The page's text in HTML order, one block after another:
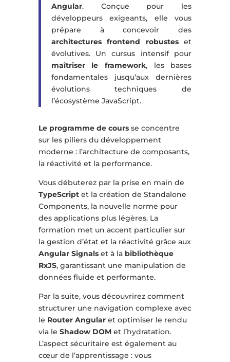
Angular. Conçue pour les
développeurs exigeants, elle vous
prépare à concevoir des
architectures frontend robusteset
évolutives. Un cursus intensif pour
maîtriser le framework, les bases
fondamentales jusqu’aux dernières
évolutions techniques de
l’écosystème JavaScript.
Le programme de coursse concentre
sur les piliers du développement
moderne : l’architecture de composants,
la réactivité et la performance.
Vous débuterez par la prise en main de
TypeScriptet la création de Standalone
Components, la nouvelle norme pour
des applications plus légères. La
formation met un accent particulier sur
la gestion d’état et la réactivité grâce aux
Angular Signalset à la bibliothèque
RxJS, garantissant une manipulation de
données fluide et performante.
Par la suite, vous découvrirez comment
structurer une navigation complexe avec
le Router Angularet optimiser le rendu
via le Shadow DOMet l’hydratation.
L’aspect sécuritaire est également au
cœur de l’apprentissage : vous